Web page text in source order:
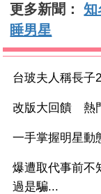
更多新聞：知
睡男星
台玻夫人稱長
改版大回饋 熱
一手掌握明星動
爆遭取代事前
過是騙...